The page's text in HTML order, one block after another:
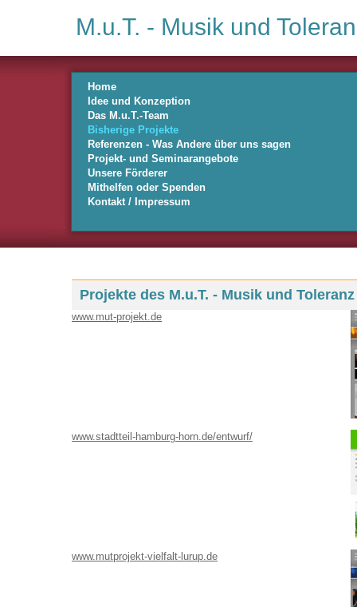
M.u.T. - Musik und
Home
Idee und Konzeption
Das M.u.T.-Team
Bisherige Projekte
Referenzen - Was Andere über uns sagen
Projekt- und Seminarangebote
Unsere Förderer
Mithelfen oder Spenden
Kontakt / Impressum
Projekte des M.u.T. - Musik und Toleranz
www.mut-projekt.de
www.stadtteil-hamburg-horn.de/entwurf/
www.mutprojekt-vielfalt-lurup.de